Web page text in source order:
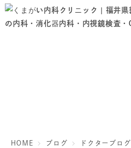
HOME ブログ ドクターブログ